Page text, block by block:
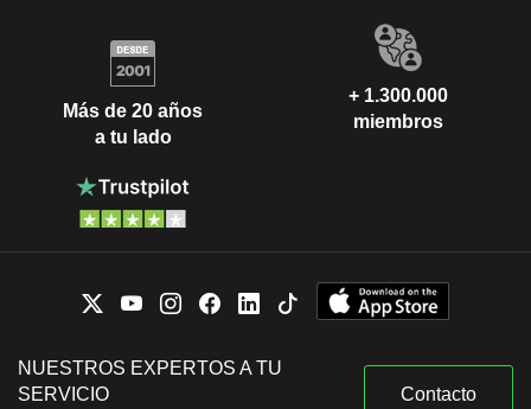
Más de 20 años
a tu lado
+ 1.300.000
miembros
NUESTROS EXPERTOS A TU
SERVICIO
Contacto